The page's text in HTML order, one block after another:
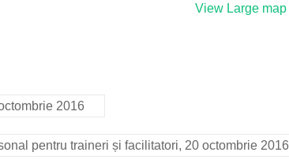
View Large map
2016
pentru traineri și facilitatori, 20 octombrie 2016